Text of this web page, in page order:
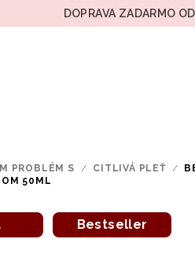
DOPRAVA ZADARMO
PROBLÉM S / CITLIVÁ PLEŤ /
50ML
Bestseller